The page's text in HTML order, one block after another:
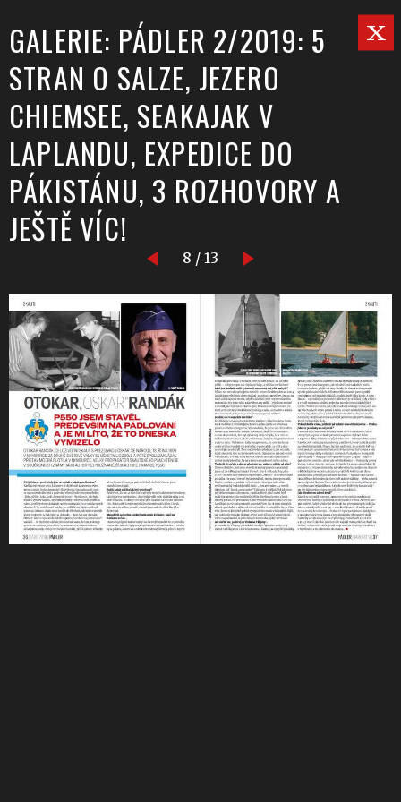
GALERIE: PÁDLER 2/2019: 5
STRAN O SALZE, JEZERO
CHIEMSEE, SEAKAJAK V
LAPLANDU, EXPEDICE DO
PÁKISTÁNU, 3 ROZHOVORY A
JEŠTĚ VÍC!
8 / 13